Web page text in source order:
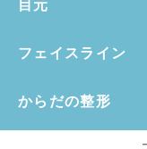
目元
フェイスライン
からだの整形